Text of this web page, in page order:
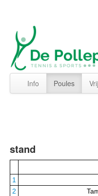
Info Poules
stand
1
2